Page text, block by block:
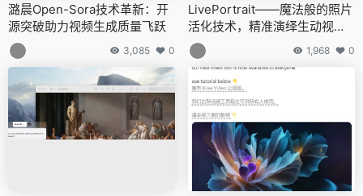
潞晨Open-Sora技术革新：开
源突破助力视频生成质量飞跃
3,085 0
LivePortrait——魔法般的照片
活化技术，精准演绎生动视频
新纪元
1,968 0